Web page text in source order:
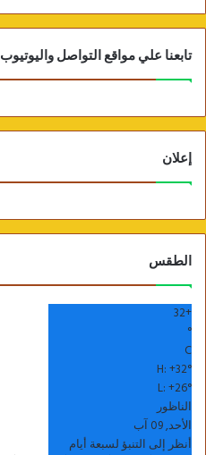
تابعنا علي مواقع التواصل واليوتيوب
إعلان
الطقس
+
32
°
C
H:+32°
L:+26°
الناظور
الأحد, 09 آب
أنظر إلى التنبؤ لسبعة أيام